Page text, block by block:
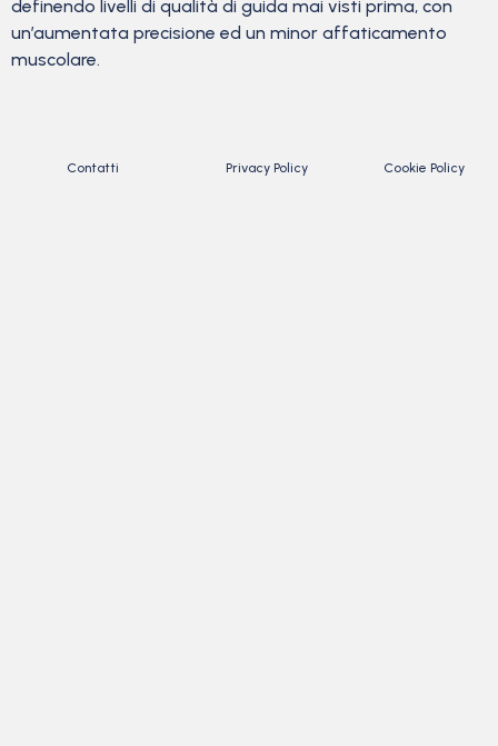
definendo livelli di qualità di guida mai visti prima, con
un’aumentata precisione ed un minor affaticamento
muscolare.
Contatti Privacy Policy Cookie Policy